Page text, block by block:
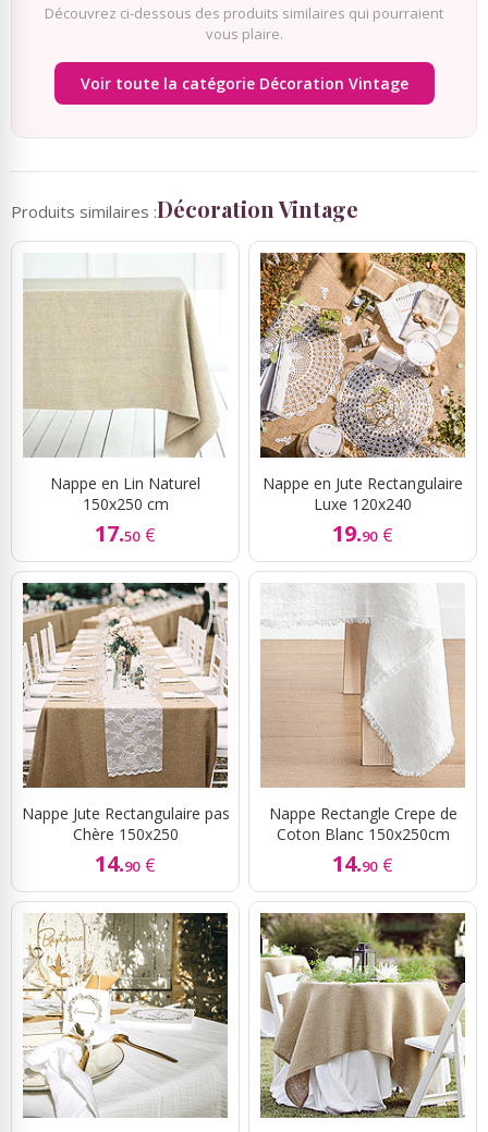
Gâteaux bonbons, bouquets
Ruban Personnalisé
Rubans Tulle Organdi
Scrapbooking, Loisirs Créatifs
Ambiance Thème Vintage
Ambiance Thème Mer
Vaisselle, Cocktail, Mise en
Bouche
Articles Fluo
Déco salle baptême
Fleurs, Décoration Florale
Feux d'artifices
Sky Lanterns
Rubans Tulle Organdi
Scrapbooking, Loisirs Créatifs
Découvrez ci-dessous des produits similaires qui pourraient
vous plaire.
Voir toute la catégorie Décoration Vintage
Produits similaires :Décoration Vintage
Nappe en Lin Naturel
150x250 cm
17.50 €
Nappe en Jute Rectangulaire
Luxe 120x240
19.90 €
Nappe Jute Rectangulaire pas
Chère 150x250
14.90 €
Nappe Rectangle Crepe de
Coton Blanc 150x250cm
14.90 €